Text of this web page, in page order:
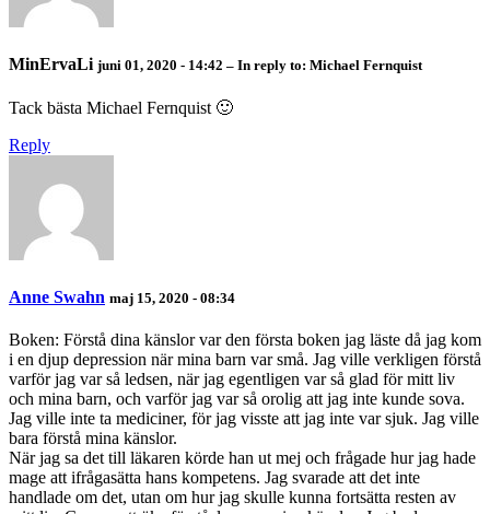
MinErvaLi juni 01, 2020 - 14:42 – In reply to: Michael Fernquist
Tack bästa Michael Fernquist 🙂
Reply
Anne Swahn maj 15, 2020 - 08:34
Boken: Förstå dina känslor var den första boken jag läste då jag kom
i en djup depression när mina barn var små. Jag ville verkligen förstå
varför jag var så ledsen, när jag egentligen var så glad för mitt liv
och mina barn, och varför jag var så orolig att jag inte kunde sova.
Jag ville inte ta mediciner, för jag visste att jag inte var sjuk. Jag ville
bara förstå mina känslor.
När jag sa det till läkaren körde han ut mej och frågade hur jag hade
mage att ifrågasätta hans kompetens. Jag svarade att det inte
handlade om det, utan om hur jag skulle kunna fortsätta resten av